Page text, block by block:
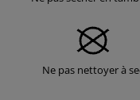
Ne pas nettoyer à